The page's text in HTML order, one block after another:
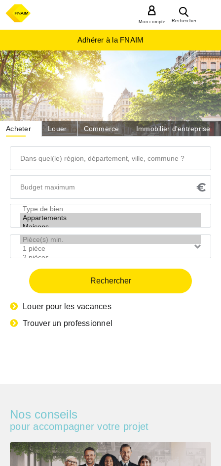
Rechercher
Mon compte
Adhérer à la FNAIM
Acheter Louer Commerce Immobilier d'entreprise
quel(le)
région,
ville,
maximum
Type
bien
Pièce(s)
min.
Louer pour les vacances
Trouver un professionnel
Nos conseils
pour accompagner votre projet